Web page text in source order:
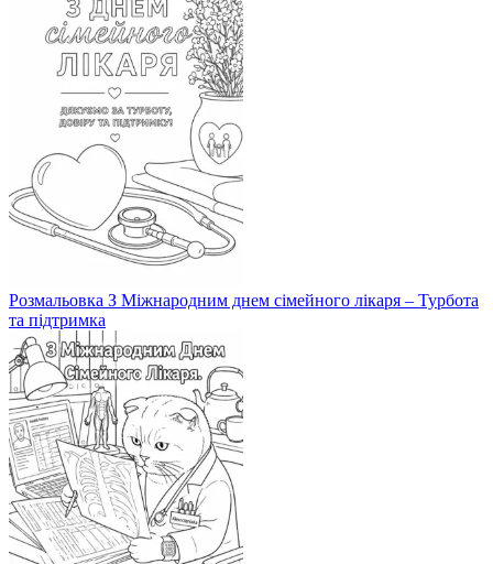
Розмальовка З Міжнародним днем сімейного лікаря – Турбота
та підтримка